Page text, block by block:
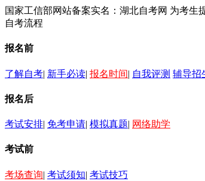
国家工信部网站备案实名：湖北自考网 为考生
自考流程
报名前
了解自考| 新手必读| 报名时间| 自我评测 辅导招
报名后
考试安排| 免考申请| 模拟真题| 网络助学
考试前
考场查询| 考试须知| 考试技巧